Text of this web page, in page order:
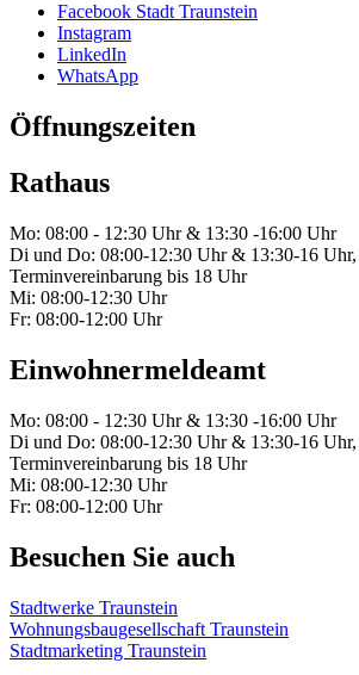
Facebook Stadt Traunstein
Instagram
LinkedIn
WhatsApp
Öffnungszeiten
Rathaus
Mo: 08:00 - 12:30 Uhr & 13:30 -16:00 Uhr
Di und Do: 08:00-12:30 Uhr & 13:30-16 Uhr,
Terminvereinbarung bis 18 Uhr
Mi: 08:00-12:30 Uhr
Fr: 08:00-12:00 Uhr
Einwohnermeldeamt
Mo: 08:00 - 12:30 Uhr & 13:30 -16:00 Uhr
Di und Do: 08:00-12:30 Uhr & 13:30-16 Uhr,
Terminvereinbarung bis 18 Uhr
Mi: 08:00-12:30 Uhr
Fr: 08:00-12:00 Uhr
Besuchen Sie auch
Stadtwerke Traunstein
Wohnungsbaugesellschaft Traunstein
Stadtmarketing Traunstein